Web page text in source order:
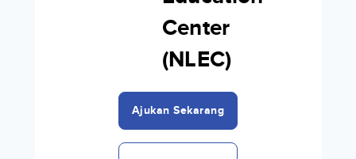
Center
(NLEC)
Ajukan Sekarang